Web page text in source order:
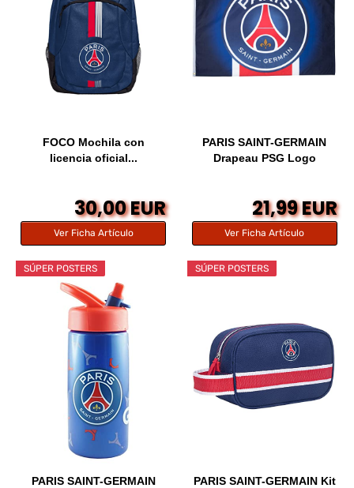
FOCO Mochila con
licencia oficial...
30,00 EUR
Ver Ficha Artículo
PARIS SAINT-GERMAIN
Drapeau PSG Logo
21,99 EUR
Ver Ficha Artículo
SÚPER POSTERS
PARIS SAINT-GERMAIN
SÚPER POSTERS
PARIS SAINT-GERMAIN Kit